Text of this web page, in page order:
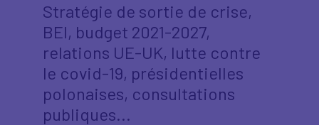
Stratégie de sortie de crise,
BEI, budget 2021-2027,
relations UE-UK, lutte contre
le covid-19, présidentielles
polonaises, consultations
publiques...